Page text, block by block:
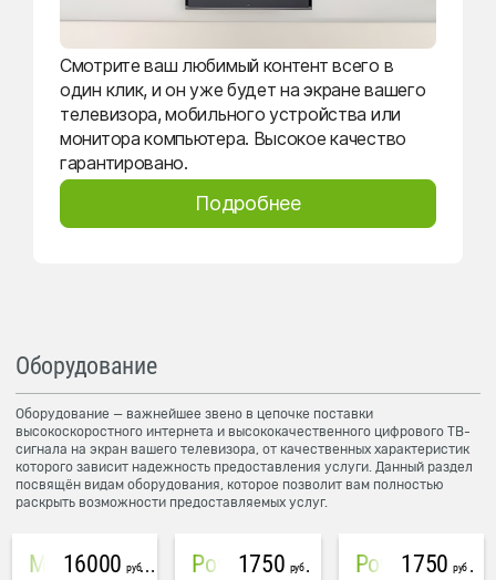
Смотрите ваш любимый контент всего в
один клик, и он уже будет на экране вашего
телевизора, мобильного устройства или
монитора компьютера. Высокое качество
гарантировано.
Подробнее
Оборудование
Оборудование — важнейшее звено в цепочке поставки
высокоскоростного интернета и высококачественного цифрового ТВ-
сигнала на экран вашего телевизора, от качественных характеристик
которого зависит надежность предоставления услуги. Данный раздел
посвящён видам оборудования, которое позволит вам полностью
раскрыть возможности предоставляемых услуг.
Mesh система TP-Link Deco M4 (3 устройства)
16000 руб PowerLine Tenda PH6
1750 руб PowerLine TP-Link AV600
1750 руб